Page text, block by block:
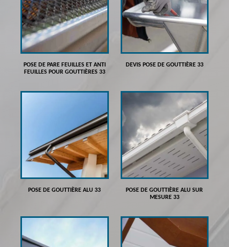
POSE DE PARE FEUILLES ET ANTI
FEUILLES POUR GOUTTIÈRES 33
DEVIS POSE DE GOUTTIÈRE 33
POSE DE GOUTTIÈRE ALU 33
POSE DE GOUTTIÈRE ALU SUR
MESURE 33